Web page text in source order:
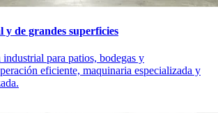
de grandes superficies
para patios, bodegas y
eficiente, maquinaria especializada y